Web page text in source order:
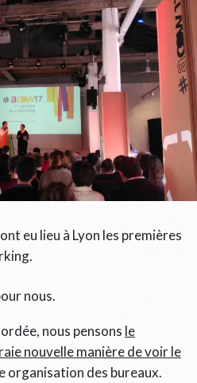
eu lieu à Lyon les premières
nous.
nous pensons le
nouvelle manière de voir le
organisation des bureaux.